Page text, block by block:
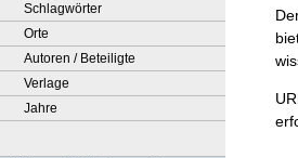
Schlagwörter
Orte
Autoren / Beteiligte
Verlage
Jahre